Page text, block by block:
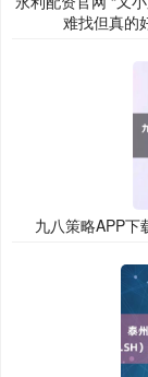
难找但真的
九八策略APP下